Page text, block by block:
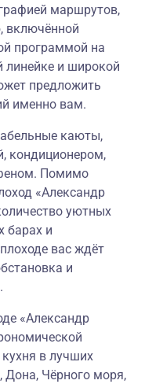
маршрутов,
включённой
программой на
линейке и широкой
предложить
именно вам.
каюты,
кондиционером,
Помимо
«Александр
уютных
барах и
вас ждёт
и
«Александр
в лучших
Дона, Чёрного моря,